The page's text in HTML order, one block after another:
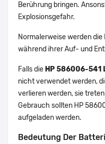
Berührung bringen.
Explosionsgefahr.
Normalerweise werden
während ihrer Auf- und
Falls die HP 586006-541
nicht verwendet werden,
verlieren werden, sie
Gebrauch sollten HP
aufgeladen werden.
Bedeutung Der